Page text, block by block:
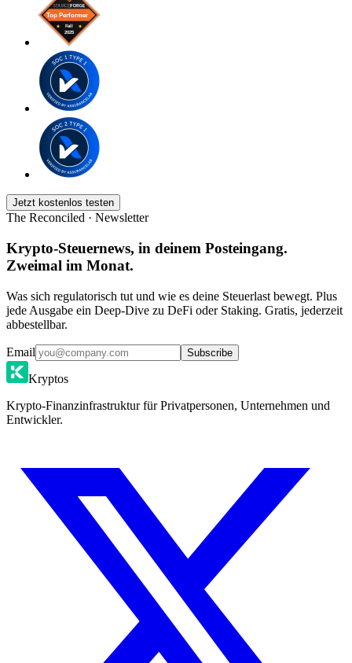
Jetzt kostenlos testen
The Reconciled · Newsletter
Krypto-Steuernews, in deinem Posteingang.
Zweimal im Monat.
Was sich regulatorisch tut und wie es deine Steuerlast bewegt. Plus
jede Ausgabe ein Deep-Dive zu DeFi oder Staking. Gratis, jederzeit
abbestellbar.
Email Subscribe
Kryptos
Krypto-Finanzinfrastruktur für Privatpersonen, Unternehmen und
Entwickler.